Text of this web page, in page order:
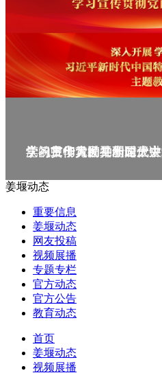
庆祝中华人民共和国成
学习贯彻党的二十届三
党的二十大精神理论大
学习宣传贯彻党的二十
学习贯彻习近平新时代
姜堰动态
重要信息
姜堰动态
网友投稿
视频展播
专题专栏
官方动态
官方公告
教育动态
首页
姜堰动态
视频展播